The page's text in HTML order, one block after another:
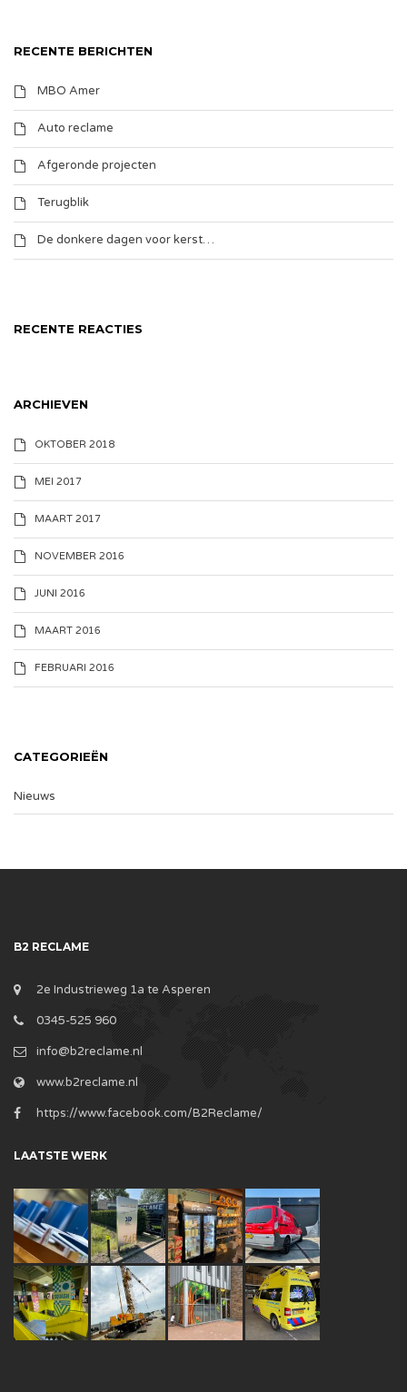
RECENTE BERICHTEN
MBO Amer
Auto reclame
Afgeronde projecten
Terugblik
De donkere dagen voor kerst…
RECENTE REACTIES
ARCHIEVEN
OKTOBER 2018
MEI 2017
MAART 2017
NOVEMBER 2016
JUNI 2016
MAART 2016
FEBRUARI 2016
CATEGORIEËN
Nieuws
B2 RECLAME
2e Industrieweg 1a te Asperen
0345-525 960
info@b2reclame.nl
www.b2reclame.nl
https://www.facebook.com/B2Reclame/
LAATSTE WERK